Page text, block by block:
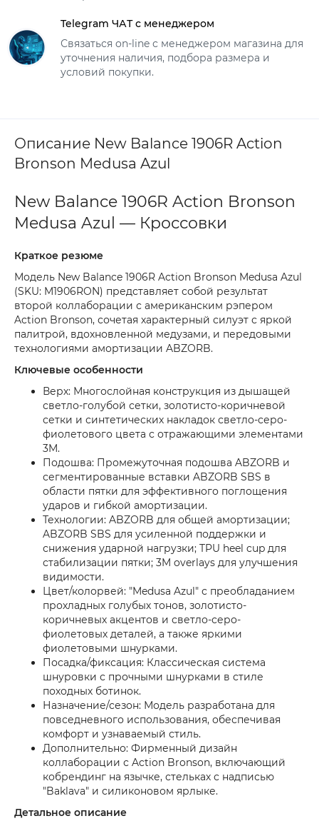
Telegram ЧАТ с менеджером
Связаться on-line с менеджером магазина для
уточнения наличия, подбора размера и
условий покупки.
Описание New Balance 1906R Action
Bronson Medusa Azul
New Balance 1906R Action Bronson
Medusa Azul — Кроссовки
Краткое резюме
Модель New Balance 1906R Action Bronson Medusa Azul
(SKU: M1906RON) представляет собой результат
второй коллаборации с американским рэпером
Action Bronson, сочетая характерный силуэт с яркой
палитрой, вдохновленной медузами, и передовыми
технологиями амортизации ABZORB.
Ключевые особенности
Верх: Многослойная конструкция из дышащей
светло-голубой сетки, золотисто-коричневой
сетки и синтетических накладок светло-серо-
фиолетового цвета с отражающими элементами
3M.
Подошва: Промежуточная подошва ABZORB и
сегментированные вставки ABZORB SBS в
области пятки для эффективного поглощения
ударов и гибкой амортизации.
Технологии: ABZORB для общей амортизации;
ABZORB SBS для усиленной поддержки и
снижения ударной нагрузки; TPU heel cup для
стабилизации пятки; 3M overlays для улучшения
видимости.
Цвет/колорвей: "Medusa Azul" с преобладанием
прохладных голубых тонов, золотисто-
коричневых акцентов и светло-серо-
фиолетовых деталей, а также яркими
фиолетовыми шнурками.
Посадка/фиксация: Классическая система
шнуровки с прочными шнурками в стиле
походных ботинок.
Назначение/сезон: Модель разработана для
повседневного использования, обеспечивая
комфорт и узнаваемый стиль.
Дополнительно: Фирменный дизайн
коллаборации с Action Bronson, включающий
кобрендинг на язычке, стельках с надписью
"Baklava" и силиконовом ярлыке.
Детальное описание